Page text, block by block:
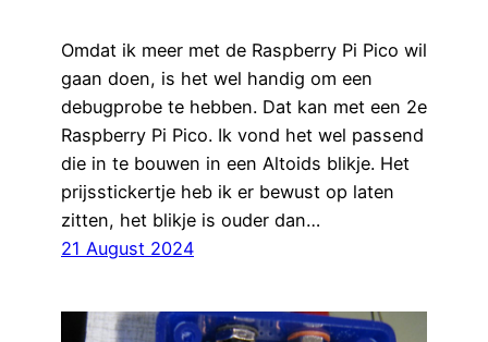
Omdat ik meer met de Raspberry Pi Pico wil
gaan doen, is het wel handig om een
debugprobe te hebben. Dat kan met een 2e
Raspberry Pi Pico. Ik vond het wel passend
die in te bouwen in een Altoids blikje. Het
prijsstickertje heb ik er bewust op laten
zitten, het blikje is ouder dan…
21 August 2024